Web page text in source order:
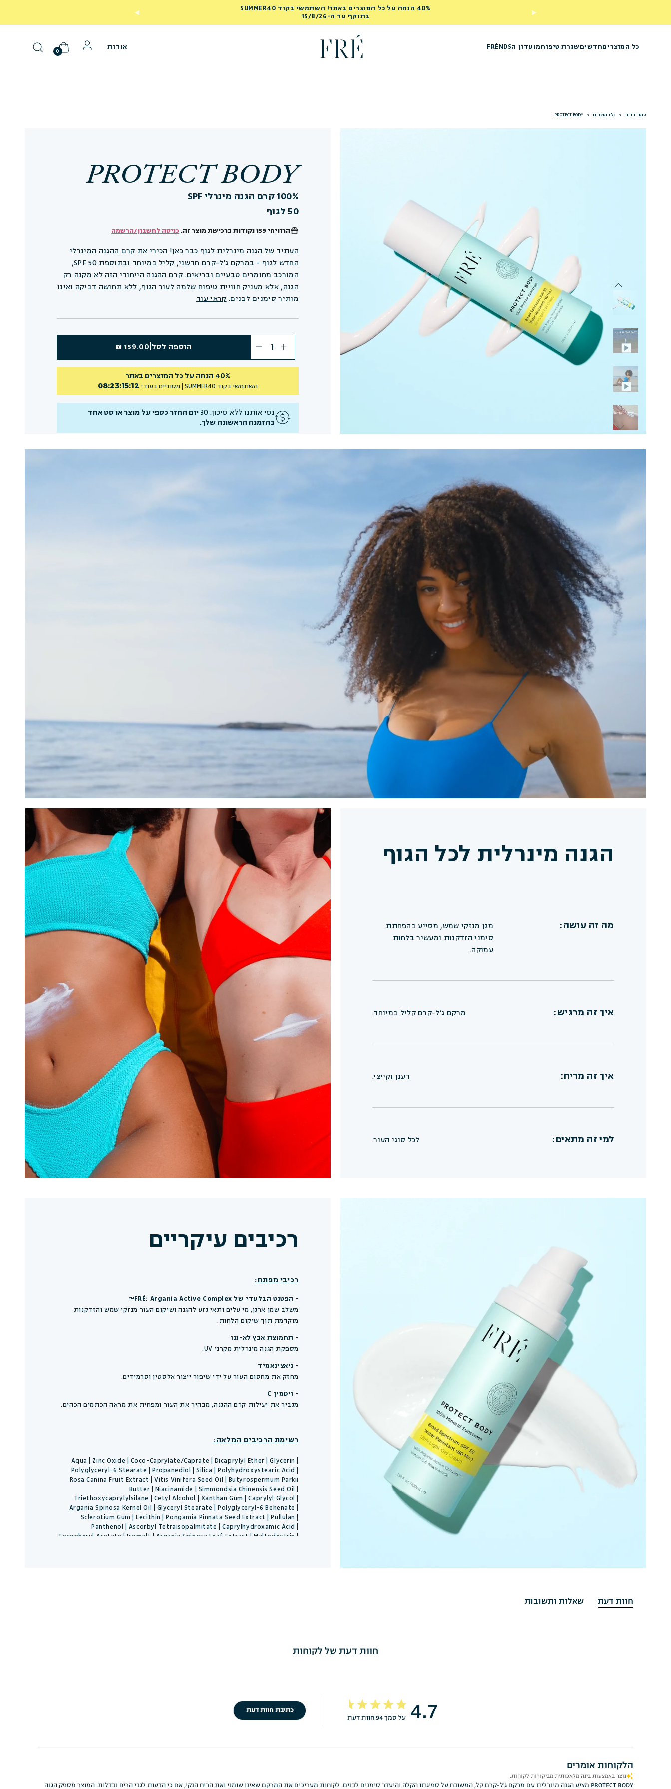
40% הנחה על כל המוצרים באתר! השתמשי בקוד SUMMER40
בתוקף עד ה-15/8/26
כל המוצריםחדשיםשגרת טיפוחמועדון הFRÉNDS אודות 0
עמוד הבית > כל המוצרים >
PROTECT BODY
PROTECT BODY
100% קרם הגנה מינרלי SPF
50 לגוף
הרוויחי 159 נקודות ברכישת מוצר זה. כניסה לחשבון/הרשמה
העתיד של הגנה מינרלית לגוף כבר כאן! הכירי את קרם ההגנה המינרלי
החדש לגוף - במרקם ג'ל-קרם חדשני, קליל במיוחד ובתוספת SPF 50,
המורכב מחומרים טבעיים ובריאים. קרם ההגנה הייחודי הזה לא מקנה רק
הגנה, אלא מעניק חוויית טיפוח שלמה לעור הגוף, ללא תחושה דביקה ואינו
מותיר סימנים לבנים. קראי עוד
הוספה לסל 159.00 ₪
40% הנחה על כל המוצרים באתר
השתמשי בקודSUMMER40 | מסתיים בעוד: 08:23:15:11
נסי אותנו ללא סיכון. 30
יום החזר כספי על מוצר או סט אחד
בהזמנה הראשונה שלך.
מוצר זה מוכר ע"י
איך להשתמש?
רכיבים הגנה מינרלית לכל הגוף
מה זה עושה:
מגן מנזקי שמש, מסייע בהפחתת
סימני הזדקנות ומעשיר בלחות
עמוקה.
איך זה מרגיש: מרקם ג׳ל-קרם קליל במיוחד.
איך זה מריח: רענן וקייצי.
למי זה מתאים: לכל סוגי העור.
ידידותי לשוניות האלמוגים
ללא בישום סינתטי
רכיבים עיקריים
רכיבי מפתח:
- הפטנט הבלעדי של FRÉ: Argania Active Complex™
משלב שמן ארגן, מי עלים ותאי גזע להגנה ושיקום העור מנזקי שמש והזדקנות
מוקדמת תוך שיקום הלחות.
- תחמוצת אבץ לא-ננו
מספקת הגנה מינרלית מקרני UV.
- ניאצינאמיד
מחזק את מחסום העור על ידי שיפור ייצור אלסטין וסרמידים.
- ויטמין C
מגביר את יעילות קרם ההגנה, מבהיר את העור ומפחית את מראה הכתמים הכהים.
רשימת הרכיבים המלאה:
Aqua | Zinc Oxide | Coco-Caprylate/Caprate | Dicaprylyl Ether | Glycerin |
Polyglyceryl-6 Stearate | Propanediol | Silica | Polyhydroxystearic Acid |
Rosa Canina Fruit Extract | Vitis Vinifera Seed Oil | Butyrospermum Parkii
Butter | Niacinamide | Simmondsia Chinensis Seed Oil |
Triethoxycaprylylsilane | Cetyl Alcohol | Xanthan Gum | Caprylyl Glycol |
Argania Spinosa Kernel Oil | Glyceryl Stearate | Polyglyceryl-6 Behenate |
Sclerotium Gum | Lecithin | Pongamia Pinnata Seed Extract | Pullulan |
Panthenol | Ascorbyl Tetraisopalmitate | Caprylhydroxamic Acid |
Tocopheryl Acetate | Isomalt | Argania Spinosa Leaf Extract | Maltodextrin |
חוות דעת שאלות ותשובות
חוות דעת של לקוחות
4.7 על סמך 94 חוות דעת
כתיבת חוות דעת
הלקוחות אומרים
נוצר באמצעות בינה מלאכותית מביקורות לקוחות.
PROTECT BODY מציע הגנה מינרלית עם מרקם ג'ל-קרם קל, המשובח על ספיגתו הקלה והיעדר סימנים לבנים. לקוחות מעריכים את המרקם שאינו שומני ואת הריח הנקי, אם כי הדעות לגבי הריח נבדלות. המוצר מספק הגנה